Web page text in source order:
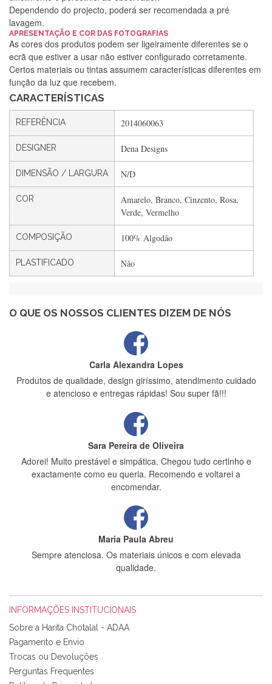
Dependendo do projecto, poderá ser recomendada a pré
lavagem.
APRESENTAÇÃO E COR DAS FOTOGRAFIAS
As cores dos produtos podem ser ligeiramente diferentes se o
ecrã que estiver a usar não estiver configurado corretamente.
Certos materiais ou tintas assumem características diferentes em
função da luz que recebem.
CARACTERÍSTICAS
REFERÊNCIA 2014060063
DESIGNER Dena Designs
DIMENSÃO / LARGURA N/D
COR
Amarelo, Branco, Cinzento, Rosa,
Verde, Vermelho
COMPOSIÇÃO 100% Algodão
PLASTIFICADO Não
O QUE OS NOSSOS CLIENTES DIZEM DE NÓS
Silvia Lopes
Encomenda direitinha. Rapidez e segurança. Volto a
encomendar.
Silvia André
Gostei ,Serviço bastante rápido. recomendo
Filipa Freire
Rápido, atendimento 5*. Hoje chegará a segunda encomenda
feita de muitas certamente❤️
estrelas
Carla Alexandra Lopes
Produtos de qualidade, design giríssimo, atendimento cuidado
e atencioso e entregas rápidas! Sou super fã!!!
Sara Pereira de Oliveira
Adorei! Muito prestável e simpática. Chegou tudo certinho e
exactamente como eu queria. Recomendo e voltarei a
encomendar.
Maria Paula Abreu
Sempre atenciosa. Os materiais únicos e com elevada
qualidade.
Tudo chegou em condições, pois os produtos vieram muito
bem acondicionados. Estou plenamente satisfeita com os
produtos adquiridos. Relativamente à bolsa, tem um tecido
com um padrão e cores muito bonitas e a execução está
INFORMAÇÕES INSTITUCIONAIS
Sobre a Harita Chotalal - ADAA
Pagamento e Envio
Trocas ou Devoluções
Perguntas Frequentes